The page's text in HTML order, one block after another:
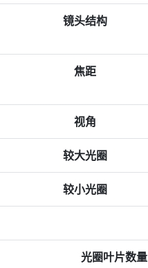
镜头结构
焦距
视角
较大光圈
较小光圈
光圈叶片数量